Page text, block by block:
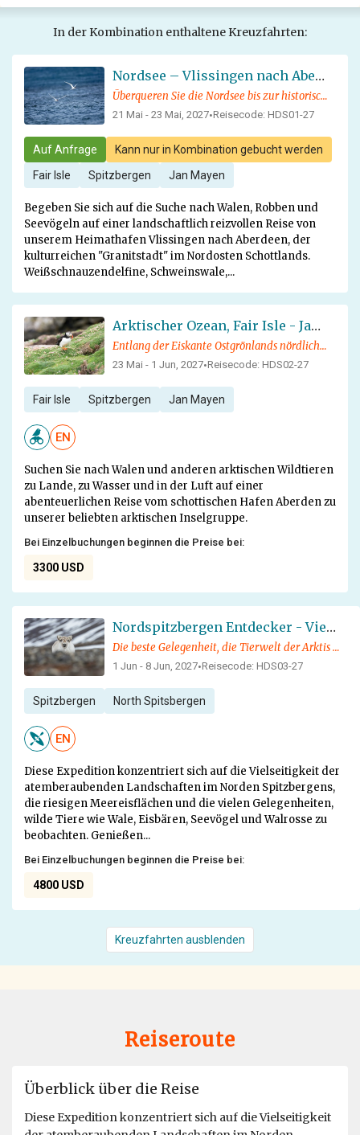
In der Kombination enthaltene Kreuzfahrten:
Nordsee – Vlissingen nach Aberdeen
Überqueren Sie die Nordsee bis zur historischen schottischen Stadt Aberdeen und bestaunen Sie die Tierwelt und informativen Vorträge an Bord
21 Mai - 23 Mai, 2027•Reisecode: HDS01-27
Auf Anfrage Kann nur in Kombination gebucht werden
Fair Isle Spitzbergen Jan Mayen
Begeben Sie sich auf die Suche nach Walen, Robben und
Seevögeln auf einer landschaftlich reizvollen Reise von
unserem Heimathafen Vlissingen nach Aberdeen, der
kulturreichen "Granitstadt" im Nordosten Schottlands.
Weißschnauzendelfine, Schweinswale,...
Arktischer Ozean, Fair Isle - Jan Mayen – Eiskante - Spitzbergen, Vogelbeobachtung
Entlang der Eiskante Ostgrönlands nördlich von Spitzbergen auf der Suche nach Walen und anderen arktischen Wildtieren
23 Mai - 1 Jun, 2027•Reisecode: HDS02-27
Fair Isle Spitzbergen Jan Mayen
EN
Suchen Sie nach Walen und anderen arktischen Wildtieren
zu Lande, zu Wasser und in der Luft auf einer
abenteuerlichen Reise vom schottischen Hafen Aberden zu
unserer beliebten arktischen Inselgruppe.
Bei Einzelbuchungen beginnen die Preise bei:
3300 USD
Nordspitzbergen Entdecker - Vielfältige Landschaften, Meereis und Tierwelt
Die beste Gelegenheit, die Tierwelt der Arktis zu beobachten und aktiv zu werden!
1 Jun - 8 Jun, 2027•Reisecode: HDS03-27
Spitzbergen North Spitsbergen
EN
Diese Expedition konzentriert sich auf die Vielseitigkeit der
atemberaubenden Landschaften im Norden Spitzbergens,
die riesigen Meereisflächen und die vielen Gelegenheiten,
wilde Tiere wie Wale, Eisbären, Seevögel und Walrosse zu
beobachten. Genießen...
Bei Einzelbuchungen beginnen die Preise bei:
4800 USD
Kreuzfahrten ausblenden
Reiseroute
Überblick über die Reise
Diese Expedition konzentriert sich auf die Vielseitigkeit